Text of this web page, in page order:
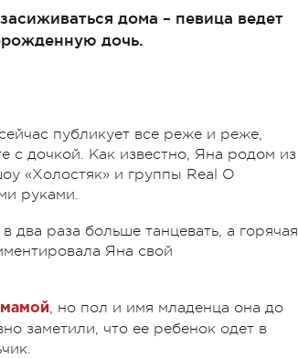
дома – певица ведет
дочь.
публикует все реже и реже,
с дочкой. Как известно, Яна родом из
«Холостяк» и группы Real O
руками.
два раза больше танцевать, а горячая
Яна свой
, но пол и имя младенца она до
заметили, что ее ребенок одет в